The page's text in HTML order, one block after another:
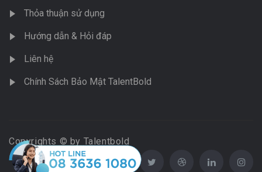
Thỏa thuận sử dụng
Hướng dẫn & Hỏi đáp
Liên hệ
Chính Sách Bảo Mật TalentBold
Copyrights © by Talentbold